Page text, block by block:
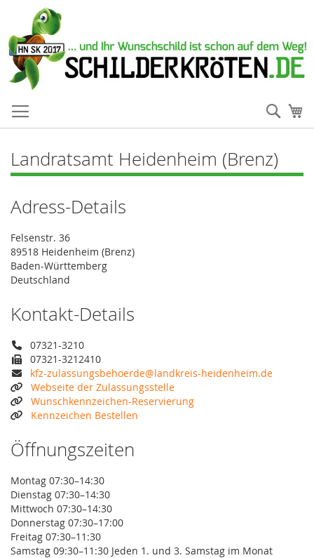
Landratsamt Heidenheim (Brenz)
Adress-Details
Felsenstr. 36
89518 Heidenheim (Brenz)
Baden-Württemberg
Deutschland
Kontakt-Details
07321-3210
07321-3212410
kfz-zulassungsbehoerde@landkreis-heidenheim.de
Webseite der Zulassungsstelle
Wunschkennzeichen-Reservierung
Kennzeichen Bestellen
Öffnungszeiten
Montag 07:30–14:30
Dienstag 07:30–14:30
Mittwoch 07:30–14:30
Donnerstag 07:30–17:00
Freitag 07:30–11:30
Samstag 09:30–11:30 Jeden 1. und 3. Samstag im Monat